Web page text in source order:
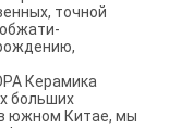
точной
Керамика
больших
южном Китае, мы